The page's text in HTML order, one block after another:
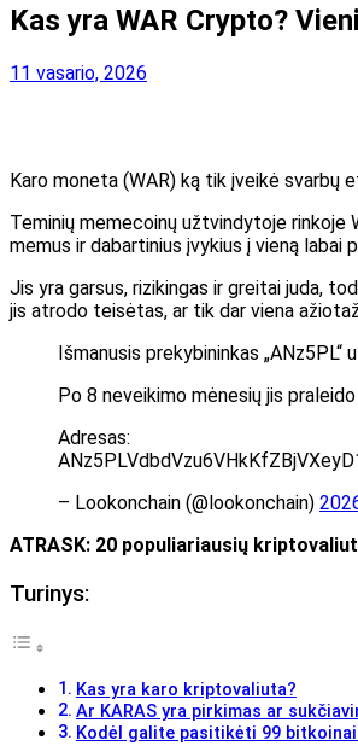
Kas yra WAR Crypto?
11 vasario, 2026
Karo moneta (WAR) ką tik įveikė svarbų
Teminių memecoinų užtvindytoje rinkoje
memus ir dabartinius įvykius į vieną labai
Jis yra garsus, rizikingas ir greitai juda,
jis atrodo teisėtas, ar tik dar viena
Išmanusis prekybininkas „ANz5PL“
Po 8 neveikimo mėnesių jis
Adresas:
– Lookonchain (@lookonchain)
ATRASK: 20 populiariausių
Turinys:
Kas yra karo kriptovaliuta?
Ar KARAS yra pirkimas ar
Kodėl galite pasitikėti 99